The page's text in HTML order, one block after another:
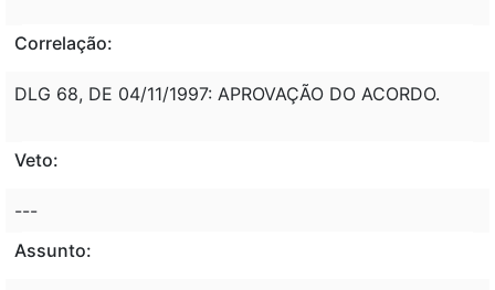
Correlação:
DLG 68, DE 04/11/1997: APROVAÇÃO DO ACORDO.
Veto:
---
Assunto: